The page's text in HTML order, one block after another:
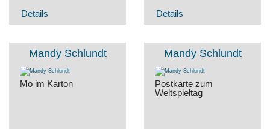
Details Details
Mandy Schlundt
Mo im Karton
Mandy Schlundt
Postkarte zum
Weltspieltag